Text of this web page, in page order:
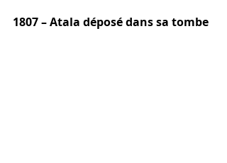
1807 – Atala déposé dans sa tombe